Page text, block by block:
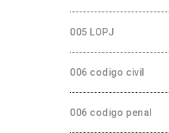
005 LOPJ
006 codigo civil
006 codigo penal